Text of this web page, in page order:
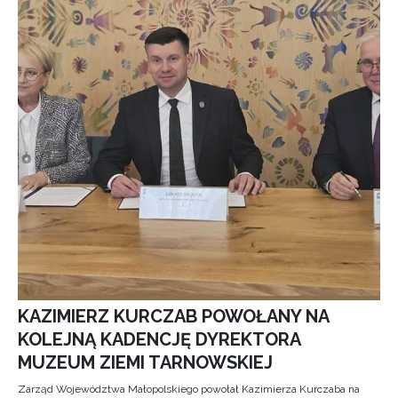
KAZIMIERZ KURCZAB POWOŁANY NA
KOLEJNĄ KADENCJĘ DYREKTORA
MUZEUM ZIEMI TARNOWSKIEJ
Zarząd Województwa Małopolskiego powołał Kazimierza Kurczaba na